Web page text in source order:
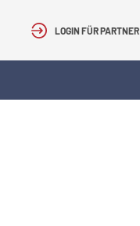
LOGIN FÜR PARTNER